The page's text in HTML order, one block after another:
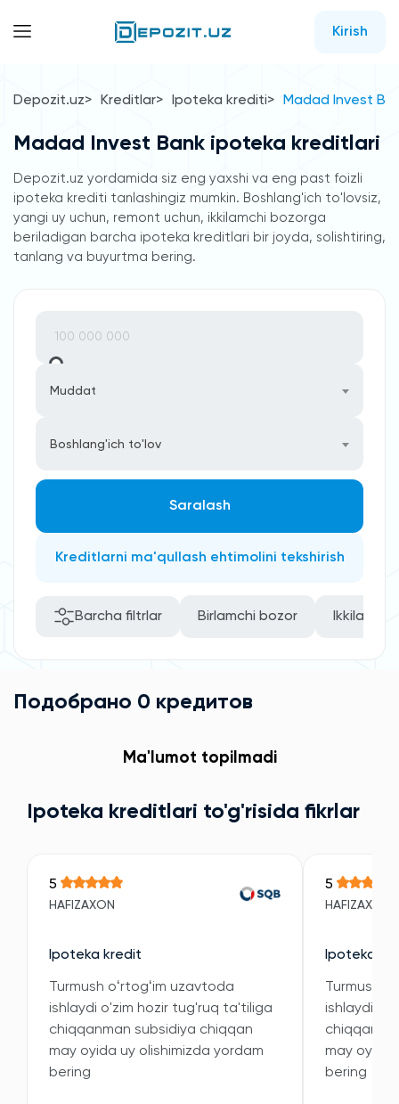
Kirish
Depozit.uz Kreditlar Ipoteka krediti Madad Invest
Madad Invest Bank ipoteka kreditlari
Depozit.uz yordamida siz eng yaxshi va eng past foizli
ipoteka krediti tanlashingiz mumkin. Boshlang'ich to'lovsiz,
yangi uy uchun, remont uchun, ikkilamchi bozorga
beriladigan barcha ipoteka kreditlari bir joyda, solishtiring,
tanlang va buyurtma bering.
Muddat
Boshlang'ich to'lov
Saralash
Kreditlarni ma'qullash ehtimolini tekshirish
Barcha filtrlar Birlamchi bozor
Подобрано 0 кредитов
Ma'lumot topilmadi
Ipoteka kreditlari to'g'risida fikrlar
5
HAFIZAXON
Ipoteka kredit
Turmush oʻrtogʻim uzavtoda
ishlaydi o'zim hozir tug'ruq ta'tiliga
chiqqanman subsidiya chiqqan
may oyida uy olishimizda yordam
bering
5
HAFIZAXON
Ipoteka
Turmush
ishlaydi
may oyida
bering